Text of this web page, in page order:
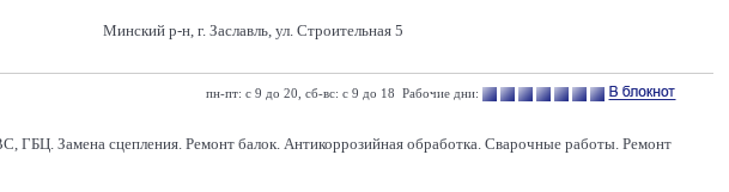
Минский р-н, г. Заславль, ул. Строительная 5
пн-пт: с 9 до 20, сб-вс: с 9 до 18 Рабочие дни:
ГБЦ. Замена сцепления. Ремонт балок. Антикоррозийная обработка. Сварочные работы. Ремонт